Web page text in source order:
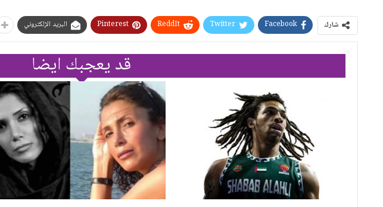
شارك Facebook
Twitter
ReddIt
Pinterest البريد الإلكتروني
قد يعجبك ايضا